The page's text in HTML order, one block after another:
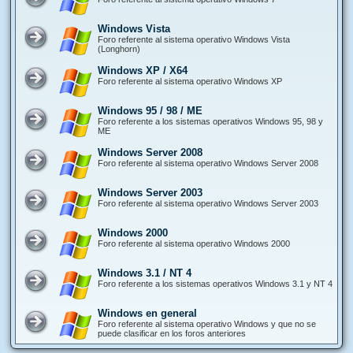
Windows Vista
Foro referente al sistema operativo Windows Vista
(Longhorn)
Windows XP / X64
Foro referente al sistema operativo Windows XP
Windows 95 / 98 / ME
Foro referente a los sistemas operativos Windows 95, 98 y
ME
Windows Server 2008
Foro referente al sistema operativo Windows Server 2008
Windows Server 2003
Foro referente al sistema operativo Windows Server 2003
Windows 2000
Foro referente al sistema operativo Windows 2000
Windows 3.1 / NT 4
Foro referente a los sistemas operativos Windows 3.1 y NT 4
Windows en general
Foro referente al sistema operativo Windows y que no se
puede clasificar en los foros anteriores